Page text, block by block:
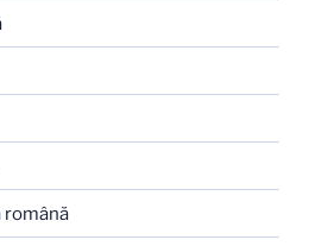
română